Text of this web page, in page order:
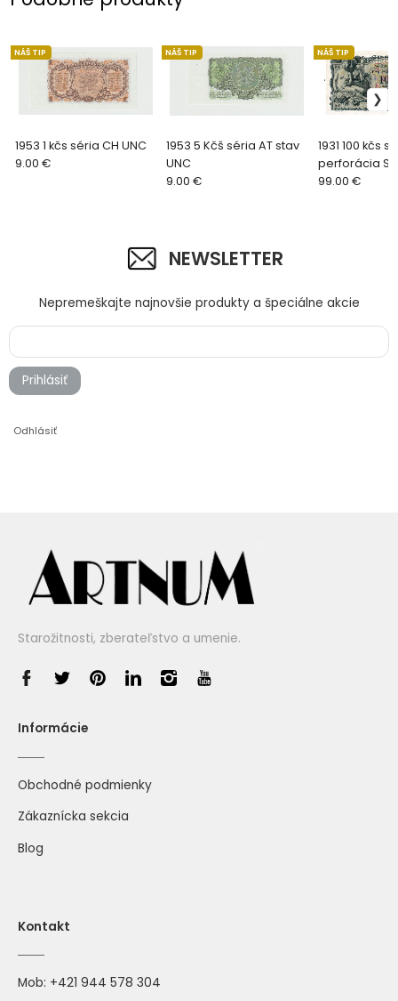
1953 1 kčs séria CH UNC
NÁŠ TIP
9.00 €
1953 5 Kčš séria AT stav
UNC
NÁŠ TIP
9.00 €
1931 100 kčs
perforácia
Aunc
NÁŠ TIP
99.00 €
NEWSLETTER
Nepremeškajte najnovšie produkty a špeciálne akcie
Prihlásiť
Odhlásiť
Starožitnosti, zberateľstvo a umenie.
Informácie
Obchodné podmienky
Zákaznícka sekcia
Blog
Kontakt
Mob: +421 944 578 304